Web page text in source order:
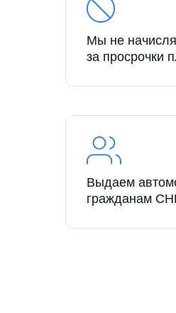
Мы не
за просрочки
Выдаем
гражданам